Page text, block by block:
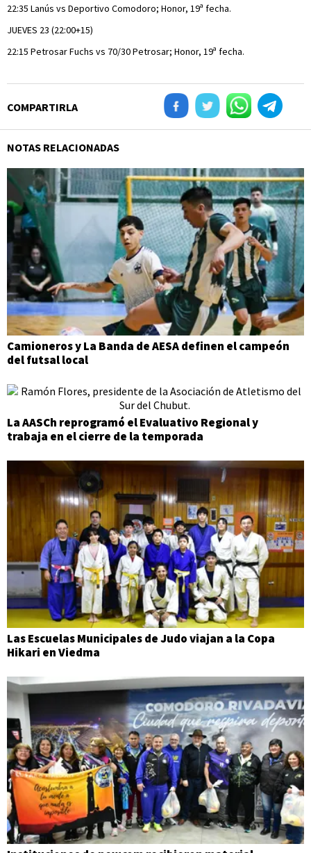
22:35 Lanús vs Deportivo Comodoro; Honor, 19ª fecha.
JUEVES 23 (22:00+15)
22:15 Petrosar Fuchs vs 70/30 Petrosar; Honor, 19ª fecha.
COMPARTIRLA
NOTAS RELACIONADAS
Camioneros y La Banda de AESA definen el campeón
del futsal local
La AASCh reprogramó el Evaluativo Regional y
trabaja en el cierre de la temporada
Las Escuelas Municipales de Judo viajan a la Copa
Hikari en Viedma